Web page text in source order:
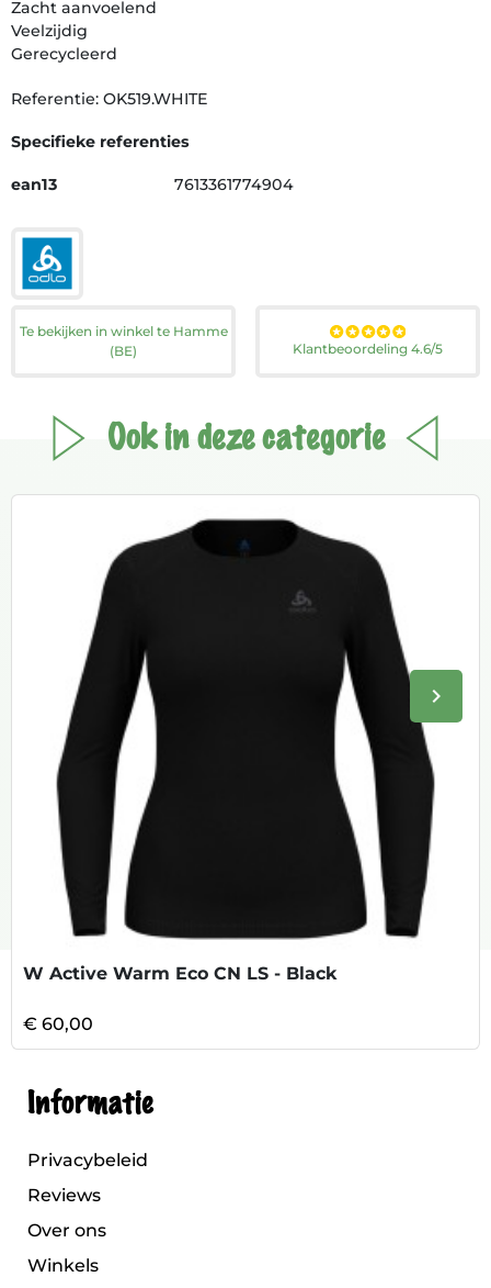
Zacht aanvoelend
Veelzijdig
Gerecycleerd
Referentie: OK519.WHITE
Specifieke referenties
ean13 7613361774904
Te bekijken in winkel te Hamme
(BE)
Klantbeoordeling 4.6/5
Ook in deze categorie
keyboard_arrow_right
W Active Warm Eco CN LS - Black
€ 60,00
Informatie
Privacybeleid
Reviews
Over ons
Winkels